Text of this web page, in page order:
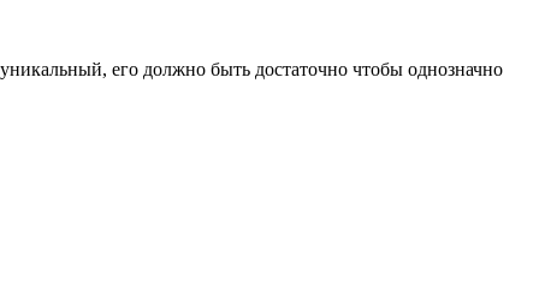
его должно быть достаточно чтобы однозначно